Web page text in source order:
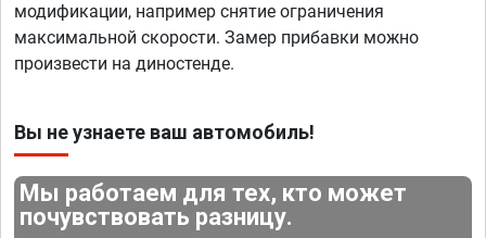
модификации, например снятие ограничения
максимальной скорости. Замер прибавки можно
произвести на диностенде.
Вы не узнаете ваш автомобиль!
Мы работаем для тех, кто может
почувствовать разницу.